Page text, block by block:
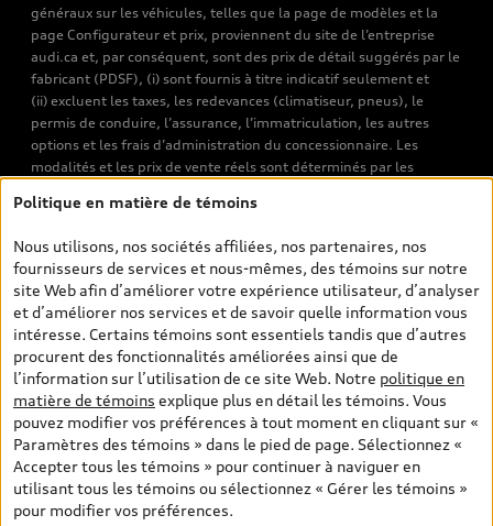
généraux sur les véhicules, telles que la page de modèles et la
page Configurateur et prix, proviennent du site de l’entreprise
audi.ca et, par conséquent, sont des prix de détail suggérés par le
fabricant (PDSF), (i) sont fournis à titre indicatif seulement et
(ii) excluent les taxes, les redevances (climatiseur, pneus), le
permis de conduire, l’assurance, l’immatriculation, les autres
options et les frais d’administration du concessionnaire. Les
modalités et les prix de vente réels sont déterminés par les
véhicules neufs et d’occasion sont les prix de vente établis par les
de transport et d’inspection de prélivraison, les taxes
environnementales (pour les véhicules neufs) et les frais
d’administration des concessionnaires. Toutefois, les taxes de
vente sont exclues. Veuillez noter que les prix de l’estimateur de
versements sont des PDSF s’il a été consulté au moyen de l’onglet
Configurateur et prix (à titre indicatif). Toutefois, s’il a été
consulté à partir des pages de recherche de véhicules neufs et
d’occasion, les prix indiqués sont des prix de vente (prix de vente
réels). Sur les pages de renseignements généraux sur les
véhicules, les modèles sont montrés à titre indicatif seulement,
avec des caractéristiques qui peuvent ne pas être offertes sur les
modèles canadiens. Malgré les efforts déployés pour assurer
l’exactitude de ces renseignements, des erreurs peuvent survenir
Politique en matière de témoins
Nous utilisons, nos sociétés affiliées, nos partenaires, nos
fournisseurs de services et nous-mêmes, des témoins sur notre
site Web afin d’améliorer votre expérience utilisateur, d’analyser
et d’améliorer nos services et de savoir quelle information vous
intéresse. Certains témoins sont essentiels tandis que d’autres
procurent des fonctionnalités améliorées ainsi que de
l’information sur l’utilisation de ce site Web. Notre politique en
matière de témoins explique plus en détail les témoins. Vous
pouvez modifier vos préférences à tout moment en cliquant sur «
Paramètres des témoins » dans le pied de page. Sélectionnez «
Accepter tous les témoins » pour continuer à naviguer en
utilisant tous les témoins ou sélectionnez « Gérer les témoins »
pour modifier vos préférences.